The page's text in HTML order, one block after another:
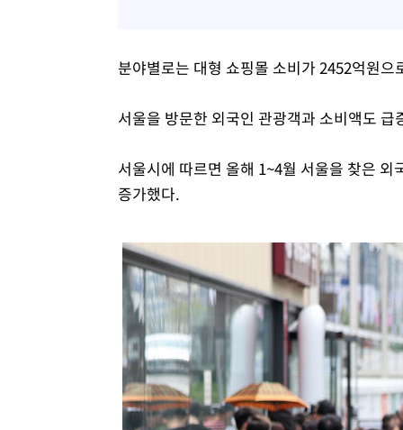
분야별로는 대형 쇼핑몰 소비가 2452억원
서울을 방문한 외국인 관광객과 소비액도 급
서울시에 따르면 올해 1~4월 서울을 찾은
증가했다.